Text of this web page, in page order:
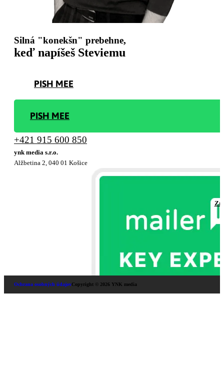
Silná "konekšn" prebehne,
keď napíšeš Steviemu
PISH MEE
PISH MEE
+421 915 600 850
ynk media s.r.o.
Alžbetina 2, 040 01 Košice
Ochrana osobných údajovCopyright © 2026 YNK media